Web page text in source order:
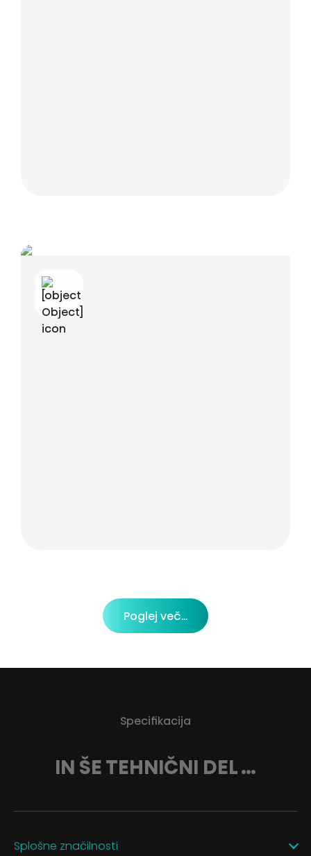
Poglej več...
Specifikacija
IN ŠE TEHNIČNI DEL …
Splošne značilnosti